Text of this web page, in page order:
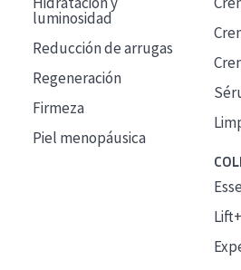
luminosidad
Reducción de arrugas
Regeneración
Firmeza
Piel menopáusica
Lift+